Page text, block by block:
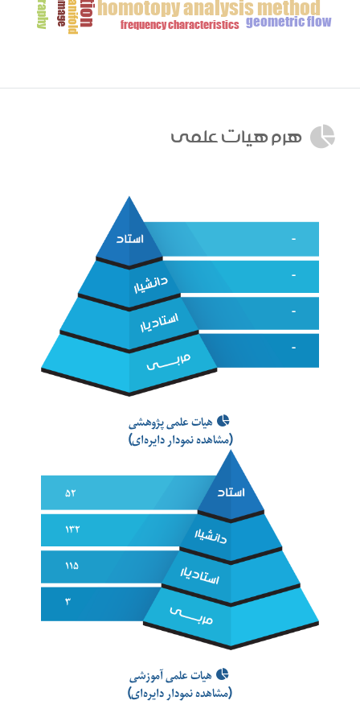
homotopy analysis method
geometric flow
frequency characteristics
هرم هيات علمي
-
-
-
-
هیات علمی پژوهشی
(مشاهده نمودار دایره‌ای)
۵۲
۱۳۲
۱۱۵
۳
هیات علمی آموزشی
(مشاهده نمودار دایره‌ای)